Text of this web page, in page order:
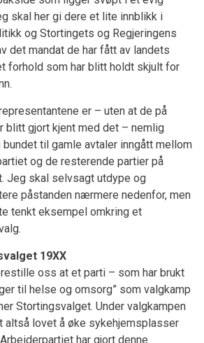
skal her gi dere et lite innblikk i
og Stortingets og Regjeringens
det mandat de har fått av landets
forhold som har blitt holdt skjult for
er – uten at de på
blitt gjort kjent med det – nemlig
til gamle avtaler inngått mellom
og de resterende partier på
Jeg skal selvsagt utdype og
påstanden nærmere nedenfor, men
tenkt eksempel omkring et
19XX
oss at et parti – som har brukt
til helse og omsorg” som valgkamp
Stortingsvalget. Under valgkampen
altså lovet å øke sykehjemsplasser
har gjort denne